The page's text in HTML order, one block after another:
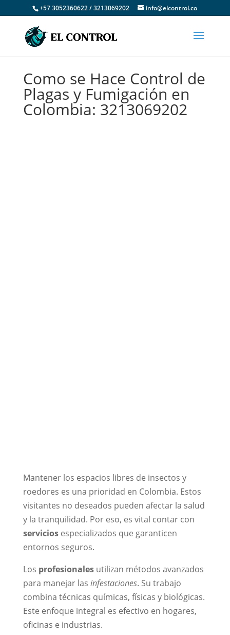
+57 3052360622 / 3213069202 info@elcontrol.co
Como se Hace Control de
Plagas y Fumigación en
Colombia: 3213069202
Mantener los espacios libres de insectos y
roedores es una prioridad en Colombia. Estos
visitantes no deseados pueden afectar la salud
y la tranquilidad. Por eso, es vital contar con
serviciosespecializados que garanticen
entornos seguros.
Los profesionalesutilizan métodos avanzados
para manejar las infestaciones. Su trabajo
combina técnicas químicas, físicas y biológicas.
Este enfoque integral es efectivo en hogares,
oficinas e industrias.